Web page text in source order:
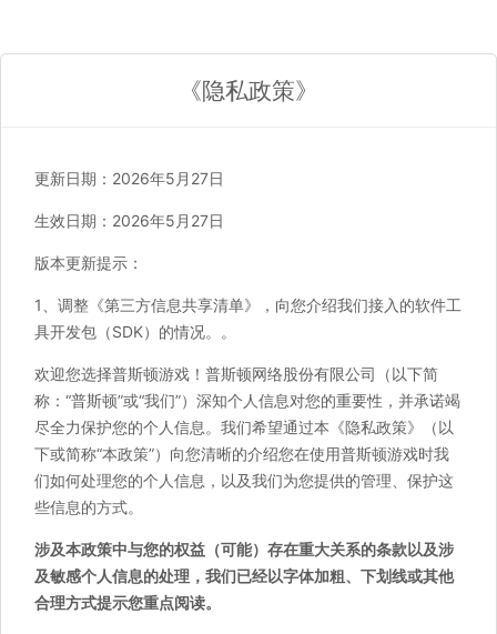
《隐私政策》
更新日期：2026年5月27日
生效日期：2026年5月27日
版本更新提示：
1、调整《第三方信息共享清单》，向您介绍我们接入的软件工
具开发包（SDK）的情况。。
欢迎您选择普斯顿游戏！普斯顿网络股份有限公司（以下简
称：“普斯顿”或“我们”）深知个人信息对您的重要性，并承诺竭
尽全力保护您的个人信息。我们希望通过本《隐私政策》（以
下或简称“本政策”）向您清晰的介绍您在使用普斯顿游戏时我
们如何处理您的个人信息，以及我们为您提供的管理、保护这
些信息的方式。
涉及本政策中与您的权益（可能）存在重大关系的条款以及涉
及敏感个人信息的处理，我们已经以字体加粗、下划线或其他
合理方式提示您重点阅读。